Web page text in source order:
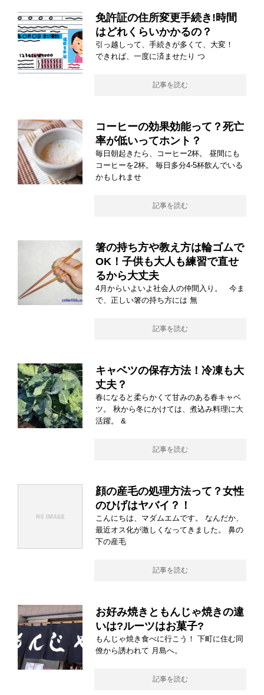
免許証の住所変更手続き!時間
はどれくらいかかるの？
引っ越しって、手続きが多くて、大変！
できれば、一度に済ませたり つ
記事を読む
コーヒーの効果効能って？死亡
率が低いってホント？
毎日朝起きたら、コーヒー2杯。 昼間にも
コーヒーを2杯。 毎日多分4-5杯飲んでいる
かもしれませ
記事を読む
箸の持ち方や教え方は輪ゴムで
OK！子供も大人も練習で直せ
るから大丈夫
4月からいよいよ社会人の仲間入り。 今ま
で、正しい箸の持ち方には 無
記事を読む
キャベツの保存方法！冷凍も大
丈夫？
春になると柔らかくて甘みのある春キャベ
ツ。 秋から冬にかけては、煮込み料理に大
活躍。 &
記事を読む
顔の産毛の処理方法って？女性
のひげはヤバイ？！
こんにちは、マダムエムです。 なんだか、
最近オス化が激しくなってきました。 鼻の
下の産毛
記事を読む
お好み焼きともんじゃ焼きの違
いは?ルーツはお菓子?
もんじゃ焼き食べに行こう！ 下町に住む同
僚から誘われて 月島へ。
記事を読む